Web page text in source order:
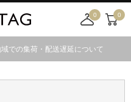
0
舗
0
での集荷・配送遅延について